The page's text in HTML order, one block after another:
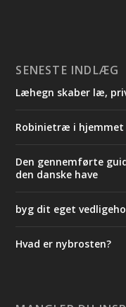
SENESTE INDLÆG
Læhegn skaber læ,
Robinietræ i hjemmet
Den gennemførte
den danske have
byg dit eget
Hvad er nybrosten?